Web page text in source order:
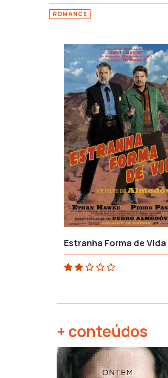
ROMANCE
Estranha Forma de Vida
+ conteúdos